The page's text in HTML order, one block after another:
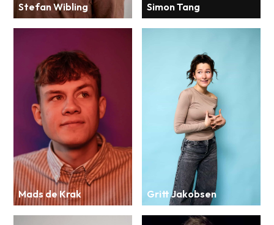
Stefan Wibling Simon Tang
Mads de Krak Gritt Jakobsen